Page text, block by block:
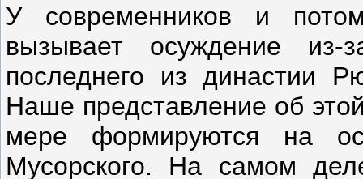
У современников и
вызывает осуждение из-
последнего из династии
Наше представление об
мере формируются на
Мусорского. На самом